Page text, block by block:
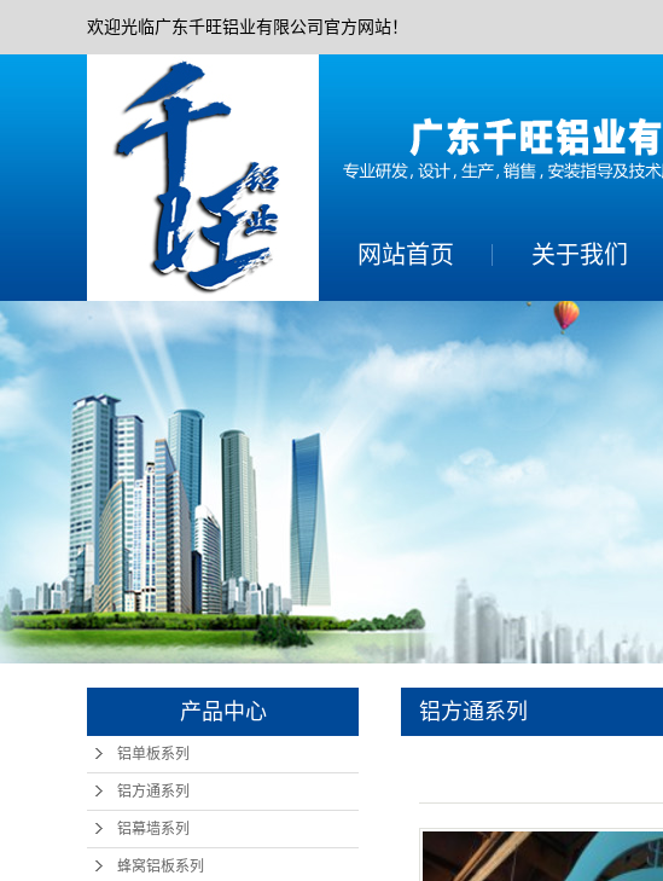
欢迎光临广东千旺铝业有限公司官方网站！
网站首页 关于我们
产品中心
铝单板系列
铝方通系列
铝幕墙系列
蜂窝铝板系列
铝方通系列